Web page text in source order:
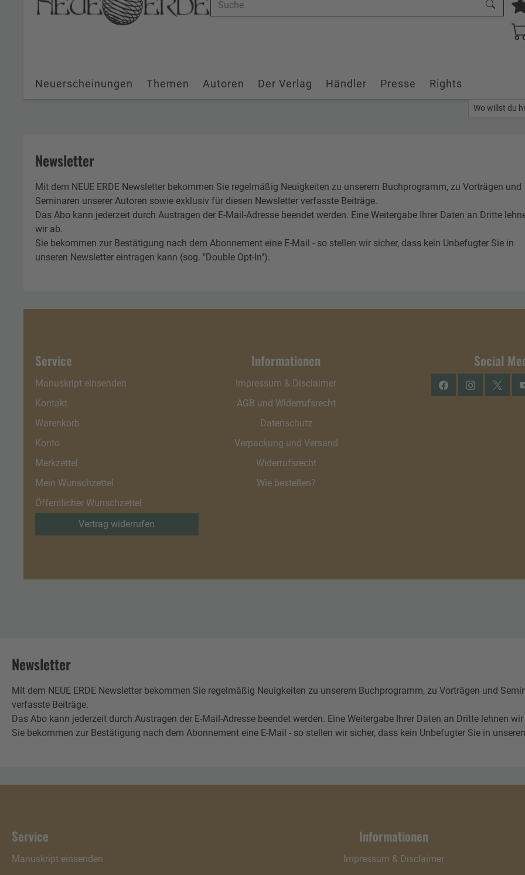
Neuerscheinungen Themen Autoren Der Verlag Händler Presse Rights
Wo willst du
Newsletter
Mit dem NEUE ERDE Newsletter bekommen Sie regelmäßig Neuigkeiten zu unserem Buchprogramm, zu Vorträgen und
Seminaren unserer Autoren sowie exklusiv für diesen Newsletter verfasste Beiträge.
Das Abo kann jederzeit durch Austragen der E-Mail-Adresse beendet werden. Eine Weitergabe Ihrer Daten an Dritte
wir ab.
Sie bekommen zur Bestätigung nach dem Abonnement eine E-Mail - so stellen wir sicher, dass kein Unbefugter Sie in
unseren Newsletter eintragen kann (sog. "Double Opt-In").
Service
Manuskript einsenden
Kontakt
Warenkorb
Konto
Merkzettel
Mein Wunschzettel
Öffentlicher Wunschzettel
Vertrag widerrufen
Informationen
Impressum & Disclaimer
AGB und Widerrufsrecht
Datenschutz
Verpackung und Versand
Widerrufsrecht
Wie bestellen?
Social
FacebookInstagramTwitter
Newsletter
Mit dem NEUE ERDE Newsletter bekommen Sie regelmäßig Neuigkeiten zu unserem Buchprogramm, zu Vorträgen und
verfasste Beiträge.
Das Abo kann jederzeit durch Austragen der E-Mail-Adresse beendet werden. Eine Weitergabe Ihrer Daten an Dritte lehnen wir
Sie bekommen zur Bestätigung nach dem Abonnement eine E-Mail - so stellen wir sicher, dass kein Unbefugter Sie in
Service
Manuskript einsenden
Informationen
Impressum & Disclaimer